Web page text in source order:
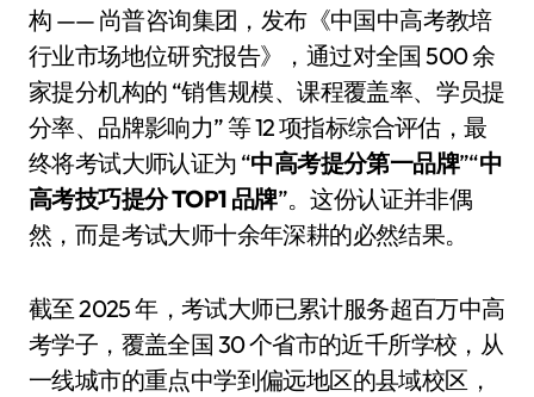
构 —— 尚普咨询集团，发布《中国中高考教培
行业市场地位研究报告》，通过对全国 500 余
家提分机构的 “销售规模、课程覆盖率、学员提
分率、品牌影响力” 等 12 项指标综合评估，最
终将考试大师认证为 “中高考提分第一品牌”“中
高考技巧提分 TOP1 品牌”。这份认证并非偶
然，而是考试大师十余年深耕的必然结果。
截至 2025 年，考试大师已累计服务超百万中高
考学子，覆盖全国 30 个省市的近千所学校，从
一线城市的重点中学到偏远地区的县域校区，